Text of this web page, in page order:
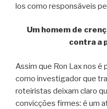
los como responsáveis
Um homem de
contra a
Assim que Ron Lax nos
como investigador que
roteiristas deixam claro
convicções firmes: é um